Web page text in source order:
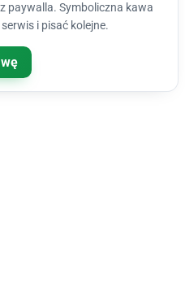
paywalla. Symboliczna kawa
i pisać kolejne.